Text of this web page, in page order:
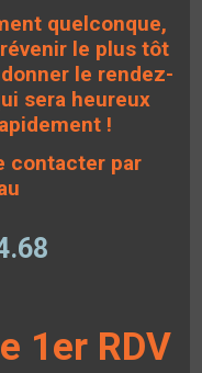
quelconque,
le plus tôt
le rendez-
sera heureux
!
contacter par
1er RDV